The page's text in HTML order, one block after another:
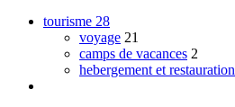
tourisme 28
voyage 21
camps de vacances 2
hebergement et restauration